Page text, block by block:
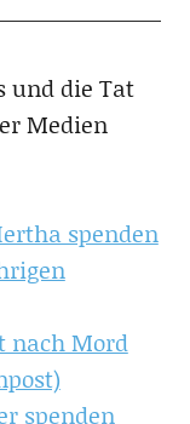
und die Tat
Medien
spenden
nach Mord
spenden